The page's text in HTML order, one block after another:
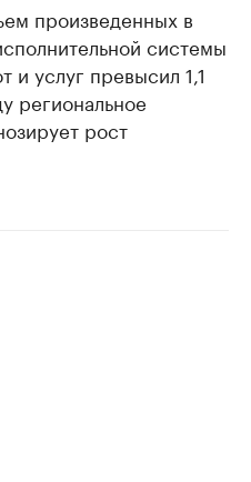
произведенных в
системы
и услуг превысил 1,1
региональное
рост